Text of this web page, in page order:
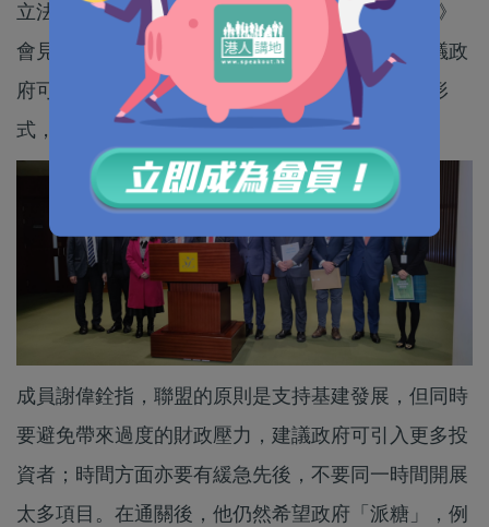
立法會G19議員今日（9日）就本年《財政預算案》
會見財政司司長陳茂波、副司長黃偉綸。他們建議政
府可再次「派糖」，包括過去兩年的電子消費券形
式，具體金額則交由政府決定。
成員謝偉銓指，聯盟的原則是支持基建發展，但同時
要避免帶來過度的財政壓力，建議政府可引入更多投
資者；時間方面亦要有緩急先後，不要同一時間開展
太多項目。在通關後，他仍然希望政府「派糖」，例